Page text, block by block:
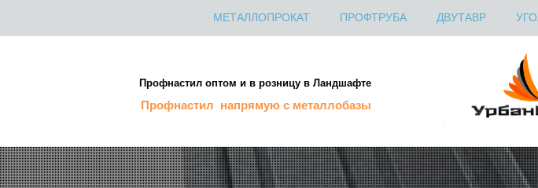
МЕТАЛЛОПРОКАТ ПРОФТРУБА ДВУТАВР
Профнастил оптом и в розницу в Ландшафте
Профнастил напрямую с металлобазы